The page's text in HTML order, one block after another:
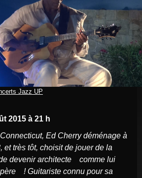
Jazz UP
2015 à 21 h
et très tôt, choisit de jouer de la
devenir architecte comme lui
! Guitariste connu pour sa